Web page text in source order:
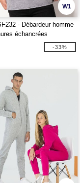
W1
- Débardeur homme
échancrées
-33%